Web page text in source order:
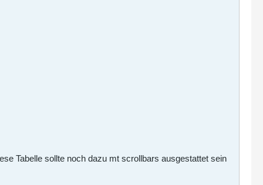
Tabelle sollte noch dazu mt scrollbars ausgestattet sein